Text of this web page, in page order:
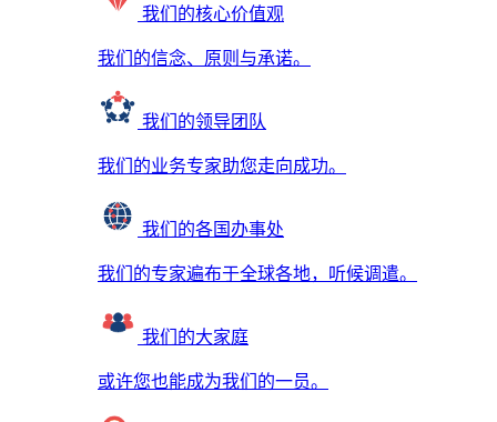
我们的核心价值观
我们的信念、原则与承诺。
我们的领导团队
我们的业务专家助您走向成功。
我们的各国办事处
我们的专家遍布于全球各地，听候调遣。
我们的大家庭
或许您也能成为我们的一员。